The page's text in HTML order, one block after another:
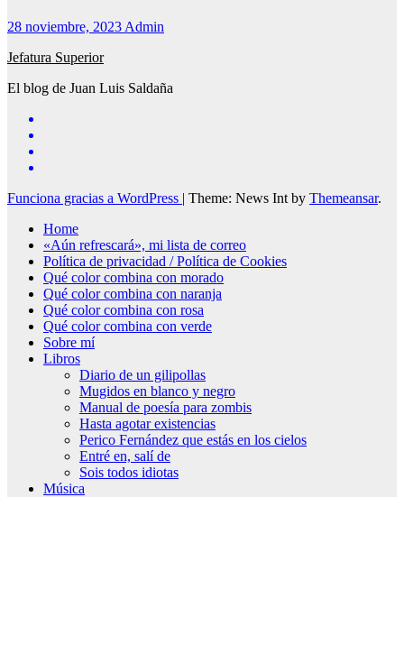
28 noviembre, 2023 Admin
Jefatura Superior
El blog de Juan Luis Saldaña
Funciona gracias a WordPress | Theme: News Int by Themeansar.
Home
«Aún refrescará», mi lista de correo
Política de privacidad / Política de Cookies
Qué color combina con morado
Qué color combina con naranja
Qué color combina con rosa
Qué color combina con verde
Sobre mí
Libros
Diario de un gilipollas
Mugidos en blanco y negro
Manual de poesía para zombis
Hasta agotar existencias
Perico Fernández que estás en los cielos
Entré en, salí de
Sois todos idiotas
Música